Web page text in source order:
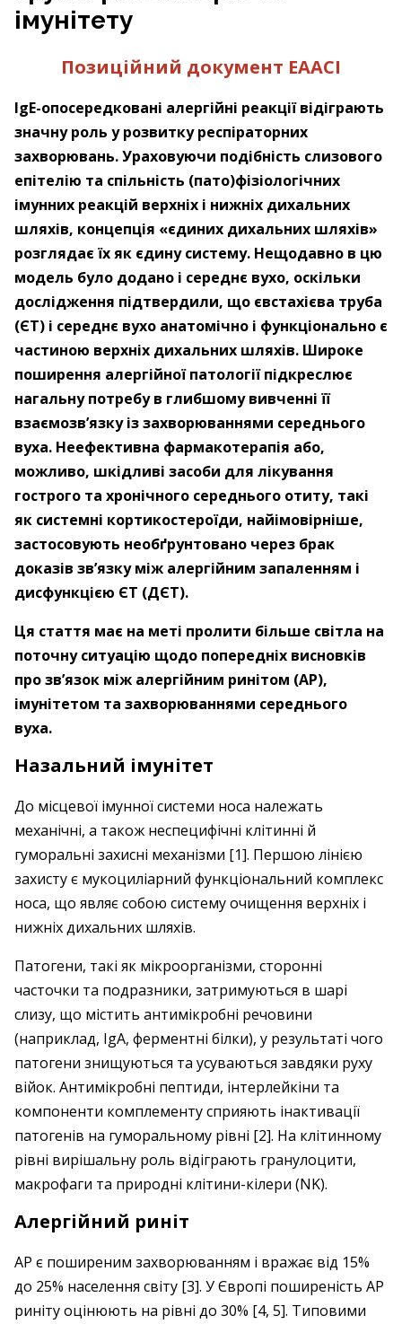
імунітету
Позиційний документ EAACI
IgE-опосередковані алергійні реакції відіграють
значну роль у розвитку респіраторних
захворювань. Ураховуючи подібність слизового
епітелію та спільність (пато)фізіологічних
імунних реакцій верхніх і нижніх дихальних
шляхів, концепція «єдиних дихальних шляхів»
розглядає їх як єдину систему. Нещодавно в цю
модель було додано і середнє вухо, оскільки
дослідження підтвердили, що євстахієва труба
(ЄТ) і середнє вухо анатомічно і функціонально є
частиною верхніх дихальних шляхів. Широке
поширення алергійної патології підкреслює
нагальну потребу в глибшому вивченні її
взаємозв’язку із захворюваннями середнього
вуха. Неефективна фармакотерапія або,
можливо, шкідливі засоби для лікування
гострого та хронічного середнього отиту, такі
як системні кортикостероїди, найімовірніше,
застосовують необґрунтовано через брак
доказів зв’язку між алергійним запаленням і
дисфункцією ЄТ (ДЄТ).
Ця стаття має на меті пролити більше світла на
поточну ситуацію щодо попередніх висновків
про зв’язок між алергійним ринітом (АР),
імунітетом та захворюваннями середнього
вуха.
Назальний імунітет
До місцевої імунної системи носа належать
механічні, а також неспецифічні клітинні й
гуморальні захисні механізми [1]. Першою лінією
захисту є мукоциліарний функціональний комплекс
носа, що являє собою систему очищення верхніх і
нижніх дихальних шляхів.
Патогени, такі як мікроорганізми, сторонні
часточки та подразники, затримуються в шарі
слизу, що містить антимікробні речовини
(наприклад, IgA, ферментні білки), у результаті чого
патогени знищуються та усуваються завдяки руху
війок. Антимікробні пептиди, інтерлейкіни та
компоненти комплементу сприяють інактивації
патогенів на гуморальному рівні [2]. На клітинному
рівні вирішальну роль відіграють гранулоцити,
макрофаги та природні клітини-кілери (NK).
Алергійний риніт
АР є поширеним захворюванням і вражає від 15%
до 25% населення світу [3]. У Європі поширеність АР
риніту оцінюють на рівні до 30% [4, 5]. Типовими